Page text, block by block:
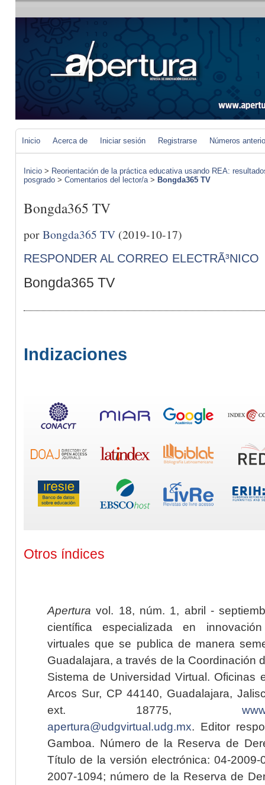
Inicio Acerca de Iniciar sesión Registrarse Números
Inicio > Reorientación de la práctica educativa usando REA:
posgrado > Comentarios del lector/a> Bongda365 TV
Bongda365 TV
porBongda365 TV (2019-10-17)
RESPONDER AL CORREO ELECTRÃ³NICO
Bongda365 TV
Indizaciones
Otros índices
Apertura vol. 18, núm. 1, abril -
científica especializada en
virtuales que se publica de manera
Guadalajara, a través de la Coordinación
Sistema de Universidad Virtual. Oficinas
Arcos Sur, CP 44140, Guadalajara,
ext. 18775,
apertura@udgvirtual.udg.mx. Editor
Gamboa. Número de la Reserva de
Título de la versión electrónica: 04-2009-
2007-1094; número de la Reserva de